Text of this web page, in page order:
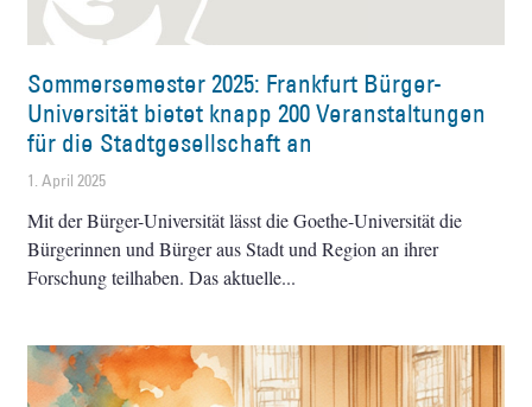
Sommersemester 2025: Frankfurt Bürger-
Universität bietet knapp 200 Veranstaltungen
für die Stadtgesellschaft an
1. April 2025
Mit der Bürger-Universität lässt die Goethe-Universität die
Bürgerinnen und Bürger aus Stadt und Region an ihrer
Forschung teilhaben. Das aktuelle